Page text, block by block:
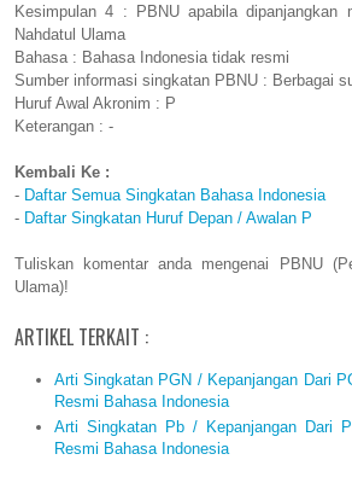
Kesimpulan 4 : PBNU apabila dipanjangkan
Nahdatul Ulama
Bahasa : Bahasa Indonesia tidak resmi
Sumber informasi singkatan PBNU : Berbagai
Huruf Awal Akronim : P
Keterangan : -
Kembali Ke :
- Daftar Semua Singkatan Bahasa Indonesia
- Daftar Singkatan Huruf Depan / Awalan P
Tuliskan komentar anda mengenai PBNU
Ulama)!
ARTIKEL TERKAIT :
Arti Singkatan PGN / Kepanjangan Dari
Resmi Bahasa Indonesia
Arti Singkatan Pb / Kepanjangan Dari
Resmi Bahasa Indonesia